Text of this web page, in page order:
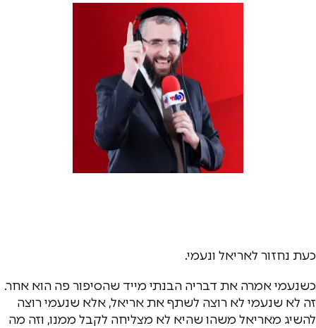
כעת נחזור לאריאל ונעמי.
כשנעמי אמרה את דבריה הבנתי מייד שהסיפור פה הוא אחר.
זה לא שנעמי לא רוצה לשתף את אריאל, אלא שנעמי רוצה
להשיג מאריאל משהו שהיא לא מצליחה לקבל ממנו, וזה מה